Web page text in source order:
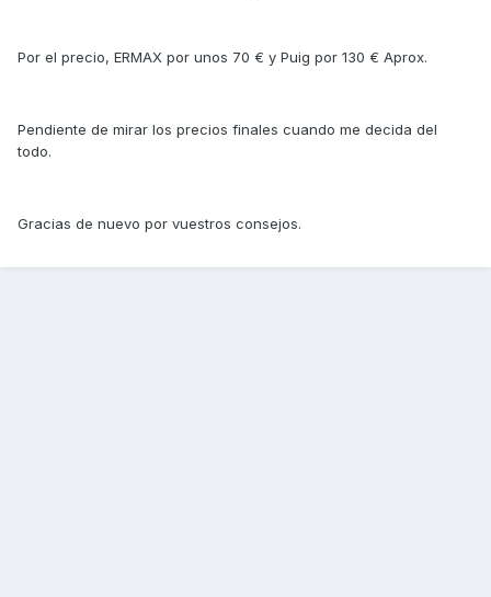
Por el precio, ERMAX por unos 70 € y Puig por 130 € Aprox.
Pendiente de mirar los precios finales cuando me decida del
todo.
Gracias de nuevo por vuestros consejos.